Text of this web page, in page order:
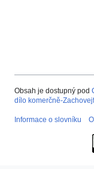
Obsah je dostupný pod
dílo komerčně-
Informace o slovníku